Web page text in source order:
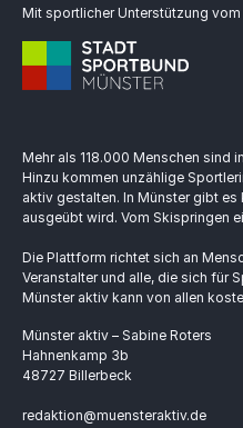
Mit sportlicher Unterstützung
Mehr als 118.000 Menschen sind
Hinzu kommen unzählige
aktiv gestalten. In Münster gibt
ausgeübt wird. Vom Skispringen
Die Plattform richtet sich an
Veranstalter und alle, die sich für
Münster aktiv kann von allen
Münster aktiv – Sabine Roters
Hahnenkamp 3b
48727 Billerbeck
redaktion@muensteraktiv.de